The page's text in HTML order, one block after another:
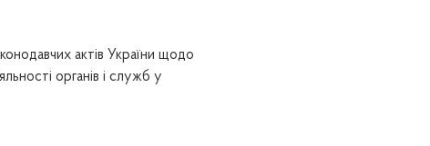
актів України щодо
органів і служб у